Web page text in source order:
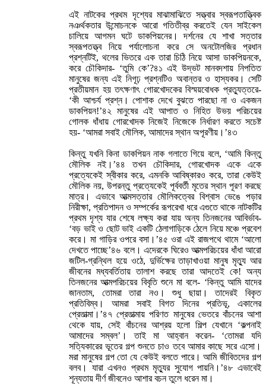
এই নাটকের প্রথম দৃশ্যের মাঝামাঝিতে সত্ত্বার স্বরূপতাত্ত্বিক
নঞর্থকতার উন্মোচনকে আরো গতিতীব্র করতেই যেন সাইকেল
চালিয়ে আগমন ঘটে ডাকপিয়নের। দর্শনের যে শাখা সত্তার
স্বরূপতত্ত্ব নিয়ে পর্যালোচনা করে সে অনটোলজির প্রধান
প্রশ্নটিই, থলের ভিতরে এক তারা চিঠি নিয়ে আসা ডাকপিয়নকে,
করে চৌকিদার- ‘তুমি কে’?৪১ এই উদ্ভট মানবদশায় নিপতিত
মানুষের জন্য এই নিগূঢ় প্রশ্নটিও অবান্তর ও হাস্যকর। সেটি
প্রতীয়মান হয় তৎক্ষণাৎ গোরখোদকের বিস্ময়বোধক প্রত্যুত্তরে-
‘কী আশ্চর্য প্রশ্ন। পোশাক দেখে বুঝতে পারছো না ও একজন
ডাকপিয়ন!’৪২ মানুষের এই আপাত ও নিহিত উভয় পরিচয়ের
গোলক ধাঁধায় গোরখোদক নিজেই নিজেকে নির্ধারণ করতে সচেষ্ট
হয়- ‘আমরা সবাই মৌলিক, আমাদের স্থান অপূরণীয়।’৪৩
কিন্তু যখনি কিনা ডাকপিয়ন নাক গলাতে গিয়ে বলে, ‘আমি কিন্তু
মৌলিক নই।’৪৪ তখন চৌকিদার, গোরখোদক একে একে
প্রত্যেকেই স্বীকার করে, এমনকি আবিষ্কারও করে, তারা কেউই
মৌলিক নয়, উপরন্তু প্রত্যেকেই পূর্ববর্তী মৃতের স্থান পূরণ করছে
মাত্র। এভাবে আত্মসত্তার মৌলিকত্বের বিশ্বাস ভেঙে পড়ার
নিরীক্ষা, প্রতিপাদন ও সম্পর্কের রূপরেখা ধরে এগুতে থাকে নাটকটির
প্রথম দৃশ্য যার শেষে লক্ষ্য করা যায় অন্য তিনজনের আবির্ভাব-
‘বড় ভাই ও ছোট ভাই একটি ঠেলাগাড়িকে ঠেলে নিয়ে মঞ্চে প্রবেশ
করে। মা গাড়ির ওপরে বসা।’৪৫ ওরা এই রাজপথে থামে ‘আলো
দেখতে পাচ্ছে’৪৬ বলে। এদেরকে ঘিরেও আত্মপরিচয়ের ধাঁধা আরো
জটিল-গ্রন্থিল হয়ে ওঠে, দুর্ভিক্ষের তাড়াখাওয়া মানুষ মৃত্যু আর
জীবনের মধ্যবর্তিতায় তালাশ করছে তারা আদতেই কে! অন্য
তিনজনের আত্মপরিচয়ের বিবৃতি শুনে মা বলে- ‘কিন্তু আমি যাদের
জানতাম, তোমরা তারা নও। শুধু ছায়া। তাদেরই বিকৃত
প্রতিবিম্ব। আমরা সবাই বিগত দিনের প্রতিভূ, একালের
প্রেতাত্মা।’৪৭ প্রেতাত্মায় পরিণত মানুষের ভেতরে বাঁচনের আশা
থেকে যায়, সেই বাঁচনের আশ্রয় হলো শিল্প যেখানে ‘কল্পনাই
আমাদের সম্বল’। তাই মা আহ্বান করেন- ‘তোমরা যদি
সত্যিকারের ভূতের গল্প শুনতে চাও তবে আমার কাছে সরে এসো।
মরা মানুষের গল্প তো যে কেউই বলতে পারে। আমি জীবিতদের গল্প
বলব। যারা এখনও প্রথম মৃত্যুর সুযোগ পায়নি।’৪৮ এভাবেই
শূন্যতায় দীর্ণ জীবনেও আশার বচন তুলে ধরেন মা।